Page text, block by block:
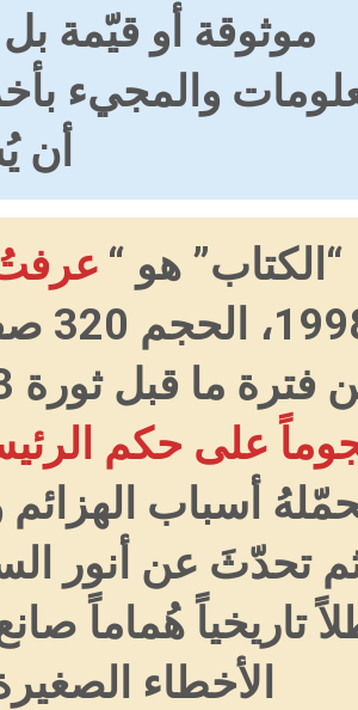
موثوقة أو قيّمة
والمجيء
أن
“الكتاب” هو “
ما قبل ثورة 23 تموز 1952 في مصر.
على حكم
أسباب
تحدّثَ عن أنور
تاريخياً هُماماً
الأخطاء